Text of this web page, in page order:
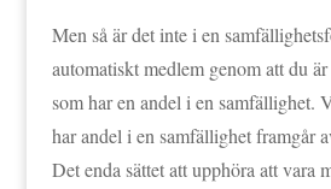
Men så är det inte i en
automatiskt medlem genom att du
som har en andel i en samfällighet.
har andel i en samfällighet framgår
Det enda sättet att upphöra att vara